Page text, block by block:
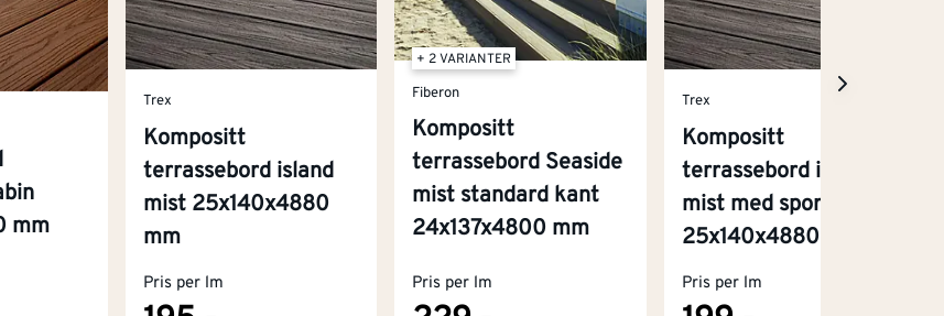
mm
Trex
Kompositt
terrassebord island
mist 25x140x4880
mm
Pris per lm
+ 2 VARIANTER
Fiberon
Kompositt
terrassebord Seaside
mist standard kant
24x137x4800 mm
Pris per lm
Trex
Kompositt
terrassebord island
mist med spor
25x140x4880 mm
Pris per lm